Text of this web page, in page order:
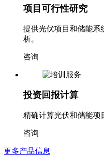
项目可行性研究
提供光伏项目和储能系
析。
咨询
投资回报计算
精确计算光伏和储能项
咨询
更多产品信息